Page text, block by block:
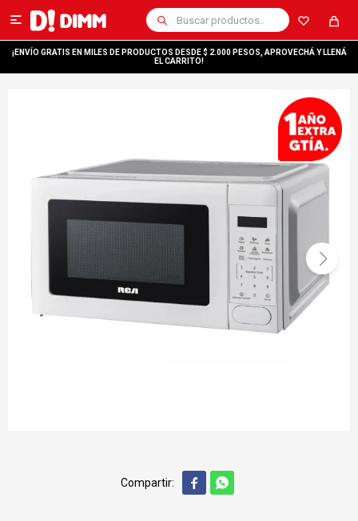

¡ENVÍO GRATIS EN MILES DE PRODUCTOS DESDE $ 2.000 PESOS, APROVECHÁ Y LLENÁ
EL CARRITO!
 